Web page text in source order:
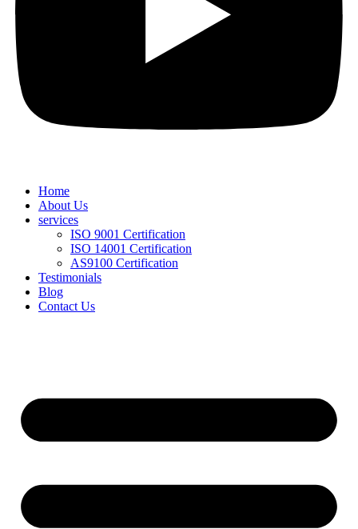
Home
About Us
services
ISO 9001 Certification
ISO 14001 Certification
AS9100 Certification
Testimonials
Blog
Contact Us